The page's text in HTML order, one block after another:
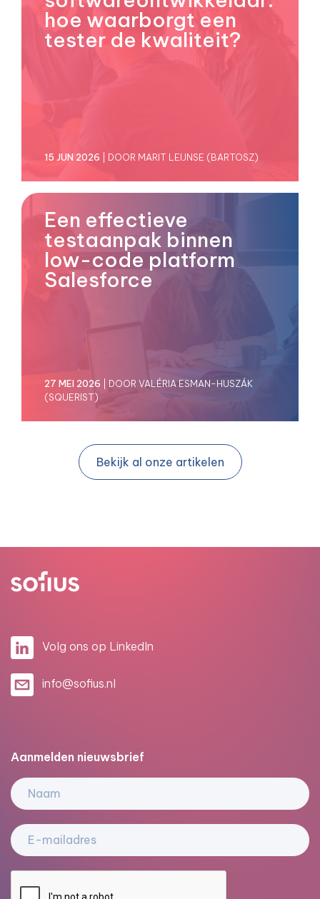
hoe waarborgt een
tester de kwaliteit?
15 JUN 2026 | DOOR MARIT LEIJNSE (BARTOSZ)
Een effectieve
testaanpak binnen
low-code platform
Salesforce
27 MEI 2026
| DOOR VALÉRIA ESMAN-HUSZÁK
(SQUERIST)
Bekijk al onze artikelen
Volg ons op LinkedIn
info@sofius.nl
Aanmelden nieuwsbrief